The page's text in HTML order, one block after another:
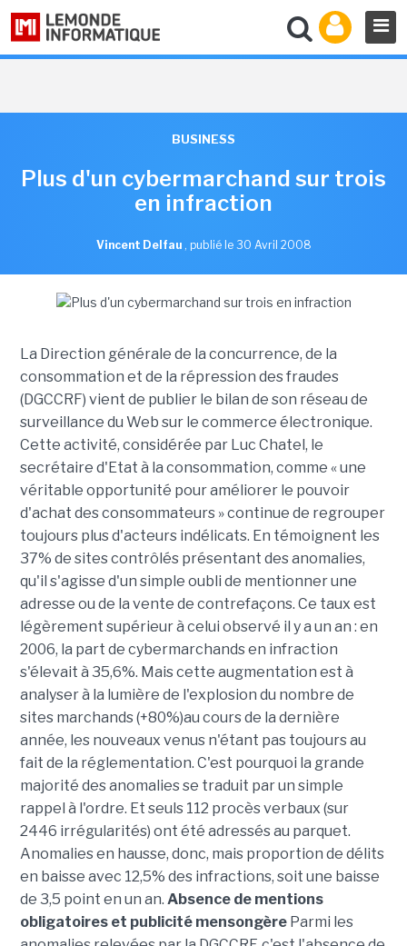
BUSINESS
Plus d'un cybermarchand sur trois
en infraction
Vincent Delfau , publié le 30 Avril 2008
La Direction générale de la concurrence, de la
consommation et de la répression des fraudes
(DGCCRF) vient de publier le bilan de son réseau de
surveillance du Web sur le commerce électronique.
Cette activité, considérée par Luc Chatel, le
secrétaire d'Etat à la consommation, comme « une
véritable opportunité pour améliorer le pouvoir
d'achat des consommateurs » continue de regrouper
toujours plus d'acteurs indélicats. En témoignent les
37% de sites contrôlés présentant des anomalies,
qu'il s'agisse d'un simple oubli de mentionner une
adresse ou de la vente de contrefaçons. Ce taux est
légèrement supérieur à celui observé il y a un an : en
2006, la part de cybermarchands en infraction
s'élevait à 35,6%. Mais cette augmentation est à
analyser à la lumière de l'explosion du nombre de
sites marchands (+80%)au cours de la dernière
année, les nouveaux venus n'étant pas toujours au
fait de la réglementation. C'est pourquoi la grande
majorité des anomalies se traduit par un simple
rappel à l'ordre. Et seuls 112 procès verbaux (sur
2446 irrégularités) ont été adressés au parquet.
Anomalies en hausse, donc, mais proportion de délits
en baisse avec 12,5% des infractions, soit une baisse
de 3,5 point en un an. Absence de mentions
obligatoires et publicité mensongèreParmi les